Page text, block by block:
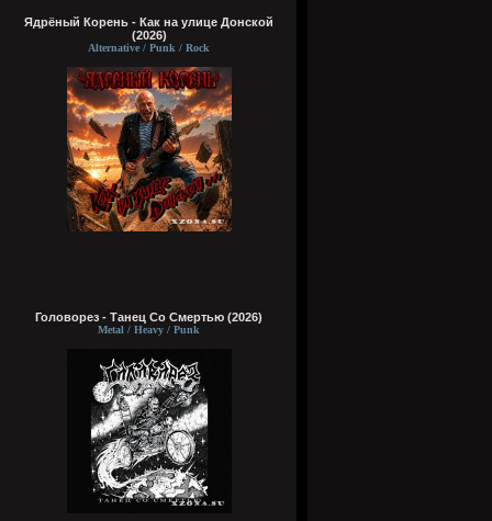
Ядрёный Корень - Как на улице Донской
(2026)
Alternative / Punk / Rock
Головорез - Tанец Со Смертью (2026)
Metal / Heavy / Punk